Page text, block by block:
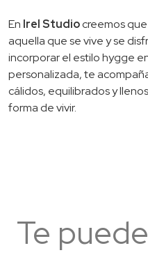
En Irel Studiocreemos
aquella que se vive y se
incorporar el estilo hygge
personalizada, te
cálidos, equilibrados y
forma de vivir.
Te